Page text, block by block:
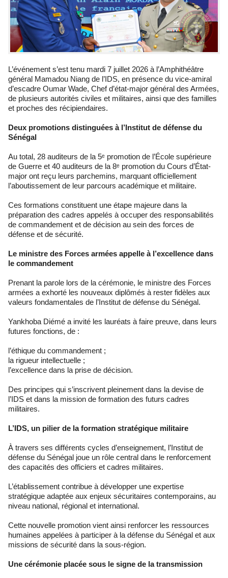
L’événement s’est tenu mardi 7 juillet 2026 à l’Amphithéâtre
général Mamadou Niang de l’IDS, en présence du vice-amiral
d’escadre Oumar Wade, Chef d’état-major général des Armées,
de plusieurs autorités civiles et militaires, ainsi que des familles
et proches des récipiendaires.
Deux promotions distinguées à l’Institut de défense du
Sénégal
Au total, 28 auditeurs de la 5ᵉ promotion de l’École supérieure
de Guerre et 40 auditeurs de la 8ᵉ promotion du Cours d’État-
major ont reçu leurs parchemins, marquant officiellement
l’aboutissement de leur parcours académique et militaire.
Ces formations constituent une étape majeure dans la
préparation des cadres appelés à occuper des responsabilités
de commandement et de décision au sein des forces de
défense et de sécurité.
Le ministre des Forces armées appelle à l’excellence dans
le commandement
Prenant la parole lors de la cérémonie, le ministre des Forces
armées a exhorté les nouveaux diplômés à rester fidèles aux
valeurs fondamentales de l’Institut de défense du Sénégal.
Yankhoba Diémé a invité les lauréats à faire preuve, dans leurs
futures fonctions, de :
l’éthique du commandement ;
la rigueur intellectuelle ;
l’excellence dans la prise de décision.
Des principes qui s’inscrivent pleinement dans la devise de
l’IDS et dans la mission de formation des futurs cadres
militaires.
L’IDS, un pilier de la formation stratégique militaire
À travers ses différents cycles d’enseignement, l’Institut de
défense du Sénégal joue un rôle central dans le renforcement
des capacités des officiers et cadres militaires.
L’établissement contribue à développer une expertise
stratégique adaptée aux enjeux sécuritaires contemporains, au
niveau national, régional et international.
Cette nouvelle promotion vient ainsi renforcer les ressources
humaines appelées à participer à la défense du Sénégal et aux
missions de sécurité dans la sous-région.
Une cérémonie placée sous le signe de la transmission